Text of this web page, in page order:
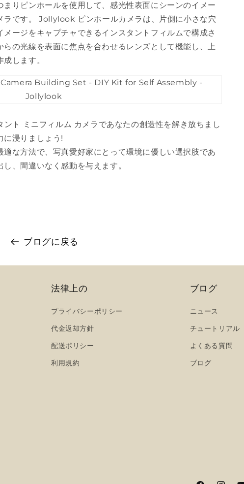
りピンホールを使用して、感光性表面にシーンのイメー
ラです。 Jollylook ピンホールカメラは、片側に小さな穴
ージをキャプチャできるインスタントフィルムで構成さ
の光線を表面に焦点を合わせるレンズとして機能し、上
します。
ント ミニフィルム カメラであなたの創造性を解き放ちまし
に浸りましょう!
な方法で、写真愛好家にとって環境に優しい選択肢であ
、間違いなく感動を与えます。
ブログに戻る
法律上の
プライバシーポリシー
代金返却方針
配送ポリシー
利用規約
ブログ
ニュース
チュートリアル
よくある質問
ブログ